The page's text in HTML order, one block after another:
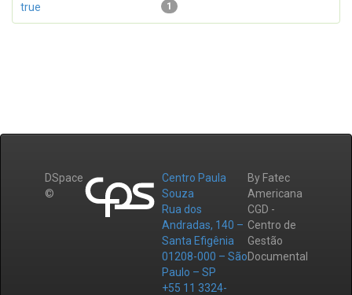
1
true
DSpace
©
Centro Paula
Souza
Rua dos
Andradas, 140 –
Santa Efigênia
01208-000 – São
Paulo – SP
+55 11 3324-
By Fatec
Americana
CGD -
Centro de
Gestão
Documental